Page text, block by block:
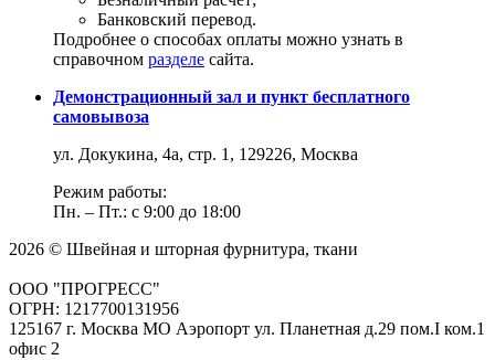
Банковский перевод.
Подробнее о способах оплаты можно узнать в
справочном разделе сайта.
Демонстрационный зал и пункт бесплатного
самовывоза
ул. Докукина, 4а, стр. 1, 129226, Москва
Режим работы:
Пн. – Пт.: с 9:00 до 18:00
2026 © Швейная и шторная фурнитура, ткани
ООО "ПРОГРЕСС"
ОГРН: 1217700131956
125167 г. Москва МО Аэропорт ул. Планетная д.29 пом.I ком.1
офис 2